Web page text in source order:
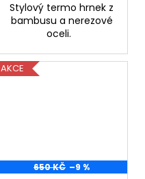
Stylový termo hrnek z
bambusu a nerezové
oceli.
AKCE
650 KČ –9 %